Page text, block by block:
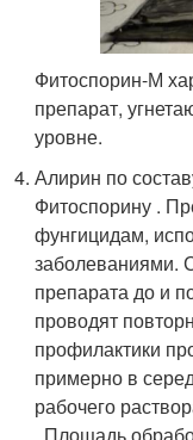
Фитоспорин-М
препарат,
уровне.
Алирин по
Фитоспорину .
фунгицидам,
заболеваниями.
препарата до и
проводят
профилактики
примерно в
рабочего
. Площадь